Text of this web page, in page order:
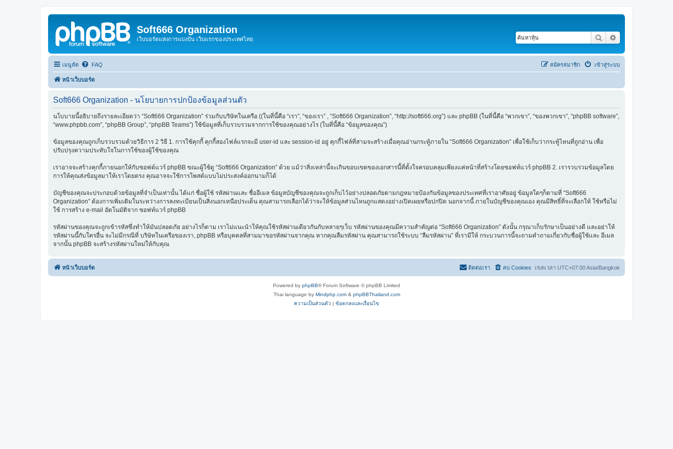
Soft666 Organization
เว็บบอร์ดแห่งการแบ่งปัน เว็บแรกของประเทศไทย ค้นหา
เมนูลัด FAQ เข้าสู่ระบบ
สมัครสมาชิก
หน้าเว็บบอร์ด
Soft666 Organization - นโยบายการปกป้องข้อมูลส่วนตัว
นโบบายนี้อธิบายถึงรายละเอียดว่า “Soft666 Organization” ร่วมกับบริษัทในเครือ ((ในที่นี้คือ “เรา”, “ของเรา” , “Soft666 Organization”, “http://soft666.org”) และ phpBB (ในที่นี้คือ “พวกเขา”, “ของพวกเขา”, “phpBB software”,
“www.phpbb.com”, “phpBB Group”, “phpBB Teams”) ใช้ข้อมูลที่เก็บรวบรวมจากการใช้ของคุณอย่างไร (ในที่นี้คือ “ข้อมูลของคุณ”)
ข้อมูลของคุณถูกเก็บรวบรวมด้วยวิธีการ 2 วิธี 1. การใช้คุกกี้ คุกกี้สองไฟล์แรกจะมี user-id และ session-id อยู่ คุกกี้ไฟล์ที่สามจะสร้างเมื่อคุณอ่านกระทู้ภายใน “Soft666 Organization” เพื่อใช้เก็บว่ากระทู้ไหนที่ถูกอ่าน เพื่อ
ปรับปรุงความประทับใจในการใช้ของผู้ใช้ของคุณ
เราอาจจะสร้างคุกกี้ภายนอกให้กับซอฟต์แวร์ phpBB ขณะผู้ใช้ดู “Soft666 Organization” ด้วย แม้ว่าสิ่งเหล่านี้จะเกินขอบเขตของเอกสารนี้ที่ตั้งใจครอบคลุมเพียงแค่หน้าที่สร้างโดยซอฟท์แวร์ phpBB 2. เรารวบรวมข้อมูลโดย
การให้คุณส่งข้อมูลมาให้เราโดยตรง คุณอาจจะใช้การโพสต์แบบไม่ประสงค์ออกนามก็ได้
บัญชีของคุณจะประกอบด้วยข้อมูลที่จำเป็นเท่านั้น ได้แก่ ชื่อผู้ใช้ รหัสผ่านและ ชื่ออีเมล ข้อมูลบัญชีของคุณจะถูกเก็บไว้อย่างปลอดภัยตามกฎหมายป้องกันข้อมูลของประเทศที่เราอาศัยอยู่ ข้อมูลใดๆก็ตามที่ “Soft666
Organization” ต้องการเพิ่มเติมในระหว่างการลงทะเบียนเป็นสิ่งนอกเหนือประเด็น คุณสามารถเลือกได้ว่าจะให้ข้อมูลส่วนไหนถูกแสดงอย่างเปิดเผยหรือปกปิด นอกจากนี้ ภายในบัญชีของคุณเอง คุณมีสิทธิ์ที่จะเลือกให้ ใช้หรือไม่
ใช้ การสร้าง e-mail อัตโนมัติจาก ซอฟท์แวร์ phpBB
รหัสผ่านของคุณจะถูกเข้ารหัสซึ่งทำให้มันปลอดภัย อย่างไรก็ตาม เราไม่แนะนำให้คุณใช้รหัสผ่านเดียวกันกับหลายๆเว็บ รหัสผ่านของคุณมีความสำคัญต่อ “Soft666 Organization” ดังนั้น กรุณาเก็บรักษาเป็นอย่างดี และอย่าให้
รหัสผ่านนี้กับใครอื่น จะไม่มีกรณีที่ บริษัทในเครือของเรา, phpBB หรือบุคคลที่สามมาขอรหัสผ่านจากคุณ หากคุณลืมรหัสผ่าน คุณสามารถใช้ระบบ “ลืมรหัสผ่าน” ที่เรามีให้ กระบวนการนี้จะถามคำถามเกี่ยวกับชื่อผู้ใช้และ อีเมล
จากนั้น phpBB จะสร้างรหัสผ่านใหม่ให้กับคุณ
หน้าเว็บบอร์ด เขตเวลา UTC+07:00 Asia/Bangkok
ลบ Cookies
ติดต่อเรา
Powered by phpBB® Forum Software © phpBB Limited
Thai language by Mindphp.com& phpBBThailand.com
ความเป็นส่วนตัว | ข้อตกลงและเงื่อนไข